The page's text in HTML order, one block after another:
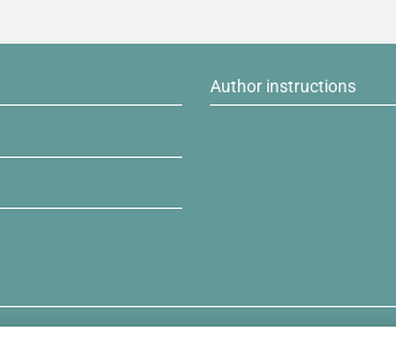
Author instructions